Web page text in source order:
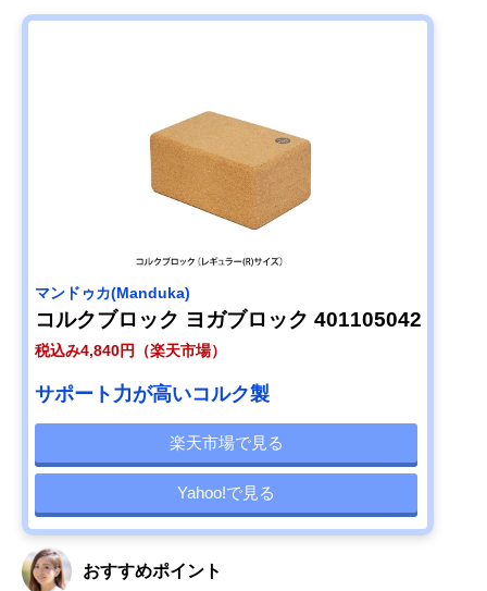
マンドゥカ(Manduka)
コルクブロック ヨガブロック 401105042
税込み4,840円（楽天市場）
サポート力が高いコルク製
楽天市場で見る
Yahoo!で見る
おすすめポイント